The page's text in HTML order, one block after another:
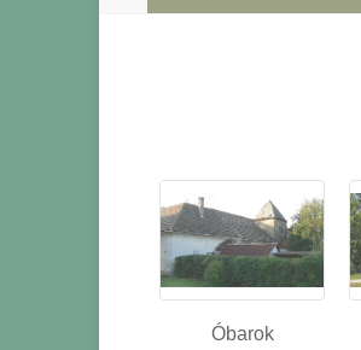
Óbarok